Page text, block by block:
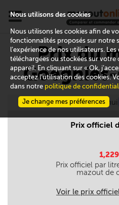
x
Prix du
Prix officiel
Prix officiel par
mazout de
Voir le prix
Nous utilisons des cookies
Nous utilisons les cookies afin de
fonctionnalités proposés sur notre
l’expérience de nos utilisateurs.
téléchargées ou stockées sur
appareil. En cliquant sur « Ok,
acceptez l’utilisation des cookies.
dans notre politique de
Je change mes préférences